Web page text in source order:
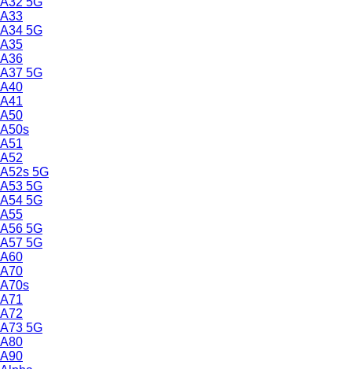
A33
A34 5G
A35
A36
A37 5G
A40
A41
A50
A50s
A51
A52
A52s 5G
A53 5G
A54 5G
A55
A56 5G
A57 5G
A60
A70
A70s
A71
A72
A73 5G
A80
A90